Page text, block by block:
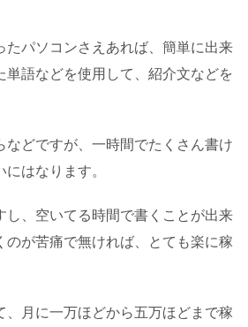
たパソコンさえあれば、簡単に出来
単語などを使用して、紹介文などを
などですが、一時間でたくさん書け
はなります。
し、空いてる時間で書くことが出来
のが苦痛で無ければ、とても楽に稼
、月に一万ほどから五万ほどまで稼